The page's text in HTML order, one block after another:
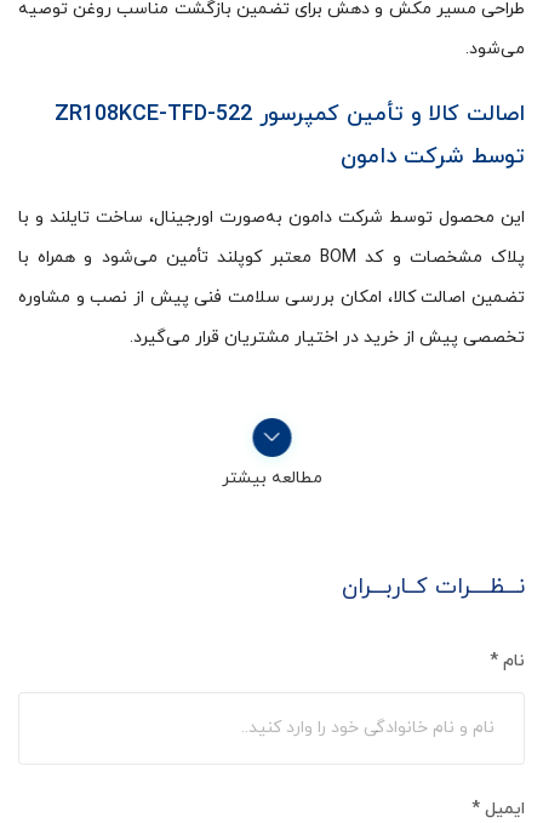
طراحی مسیر مکش و دهش برای تضمین بازگشت مناسب روغن توصیه
می‌شود.
اصالت کالا و تأمین کمپرسور ZR108KCE-TFD-522
توسط شرکت دامون
این محصول توسط شرکت دامون به‌صورت اورجینال، ساخت تایلند و با
پلاک مشخصات و کد BOM معتبر کوپلند تأمین می‌شود و همراه با
تضمین اصالت کالا، امکان بررسی سلامت فنی پیش از نصب و مشاوره
تخصصی پیش از خرید در اختیار مشتریان قرار می‌گیرد.
مطالعه بیشتر
نـــظــــرات کــاربـــران
نام *
ایمیل *